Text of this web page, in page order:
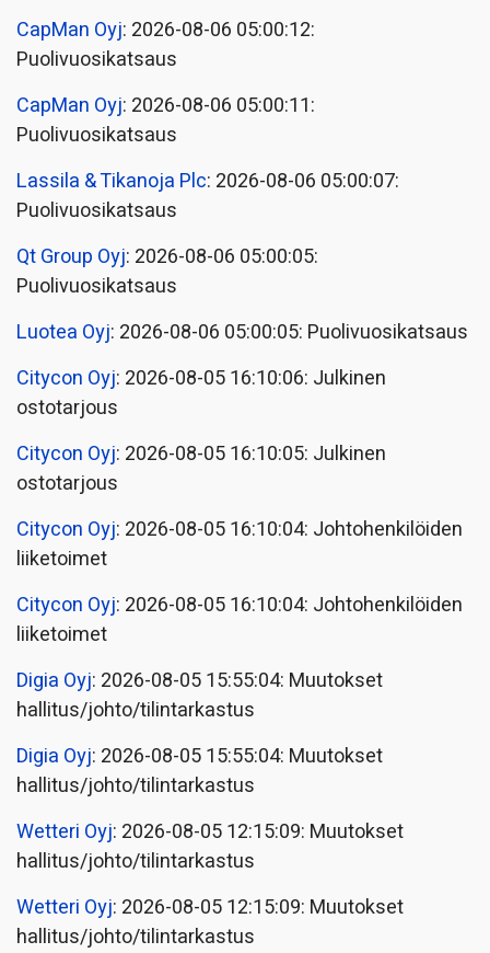
CapMan Oyj: 2026-08-06 05:00:12:
Puolivuosikatsaus
CapMan Oyj: 2026-08-06 05:00:11:
Puolivuosikatsaus
Lassila & Tikanoja Plc: 2026-08-06 05:00:07:
Puolivuosikatsaus
Qt Group Oyj: 2026-08-06 05:00:05:
Puolivuosikatsaus
Luotea Oyj: 2026-08-06 05:00:05: Puolivuosikatsaus
Citycon Oyj: 2026-08-05 16:10:06: Julkinen
ostotarjous
Citycon Oyj: 2026-08-05 16:10:05: Julkinen
ostotarjous
Citycon Oyj: 2026-08-05 16:10:04: Johtohenkilöiden
liiketoimet
Citycon Oyj: 2026-08-05 16:10:04: Johtohenkilöiden
liiketoimet
Digia Oyj: 2026-08-05 15:55:04: Muutokset
hallitus/johto/tilintarkastus
Digia Oyj: 2026-08-05 15:55:04: Muutokset
hallitus/johto/tilintarkastus
Wetteri Oyj: 2026-08-05 12:15:09: Muutokset
hallitus/johto/tilintarkastus
Wetteri Oyj: 2026-08-05 12:15:09: Muutokset
hallitus/johto/tilintarkastus